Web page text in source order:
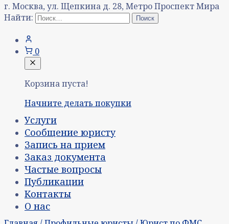
г. Москва, ул. Щепкина д. 28, Метро Проспект Мира
Найти:
0
Корзина пуста!
Начните делать покупки
Услуги
Сообщение юристу
Запись на прием
Заказ документа
Частые вопросы
Публикации
Контакты
О нас